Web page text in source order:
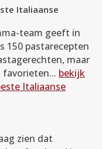
Italiaanse
team geeft in
150 pastarecepten
maar
favorieten... bekijk
Italiaanse
zien dat